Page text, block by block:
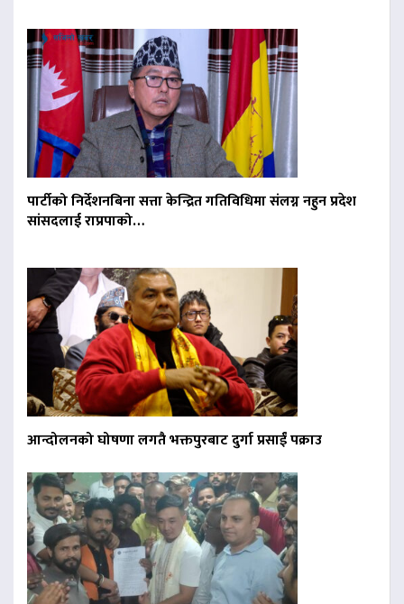
पार्टीको निर्देशनबिना सत्ता केन्द्रित गतिविधिमा संलग्न नहुन प्रदेश
सांसदलाई राप्रपाको…
आन्दोलनको घोषणा लगतै भक्तपुरबाट दुर्गा प्रसाईं पक्राउ